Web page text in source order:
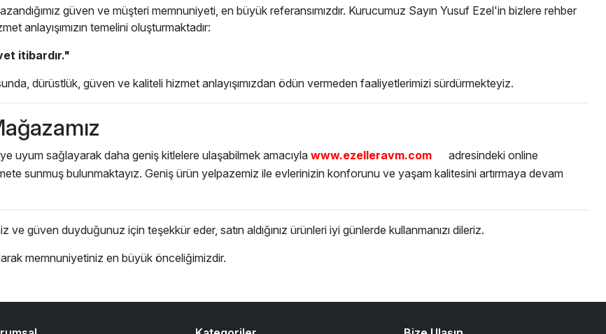
güven ve müşteri memnuniyeti, en büyük referansımızdır. Kurucumuz Sayın Yusuf Ezel'in bizlere rehber
anlayışımızın temelini oluşturmaktadır:
itibardır."
dürüstlük, güven ve kaliteli hizmet anlayışımızdan ödün vermeden faaliyetlerimizi sürdürmekteyiz.
uyum sağlayarak daha geniş kitlelere ulaşabilmek amacıyla www.ezelleravm.com
adresindeki online
sunmuş bulunmaktayız. Geniş ürün yelpazemiz ile evlerinizin konforunu ve yaşam kalitesini artırmaya devam
ve güven duyduğunuz için teşekkür eder, satın aldığınız ürünleri iyi günlerde kullanmanızı dileriz.
memnuniyetiniz en büyük önceliğimizdir.